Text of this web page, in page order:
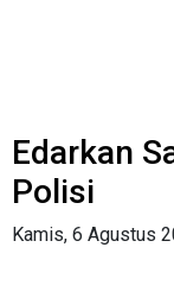
Edarkan
Polisi
Kamis, 6 Agustus